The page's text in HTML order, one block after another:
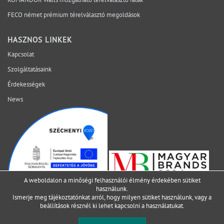
válik a későbbi karbantartás, egyszerűbbé válik az
esetleges bővítés vagy átalakítás, miközben a tér
különösen fontos olyan irodákban, ahol a
funkcionalitásnak és a megjelenésnek egyszerre
FECO német prémium térelválasztó megoldások
HASZNOS LINKEK
Kapcsolat
Szolgáltatásaink
Érdekességek
News
A weboldalon a minőségi felhasználói élmény érdekében sütiket
használunk.
Ismerje meg tájékoztatónkat arról, hogy milyen sütiket használunk, vagy a
beállításokrésznél ki lehet kapcsolni a használatukat.